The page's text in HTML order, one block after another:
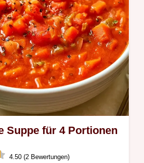
Suppe für 4 Portionen
4.50 (2 Bewertungen)